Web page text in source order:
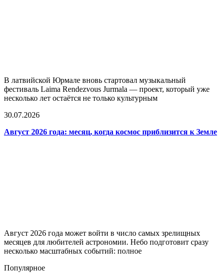
В латвийской Юрмале вновь стартовал музыкальный
фестиваль Laima Rendezvous Jurmala — проект, который уже
несколько лет остаётся не только культурным
30.07.2026
Август 2026 года: месяц, когда космос приблизится к Земле
Август 2026 года может войти в число самых зрелищных
месяцев для любителей астрономии. Небо подготовит сразу
несколько масштабных событий: полное
Популярное